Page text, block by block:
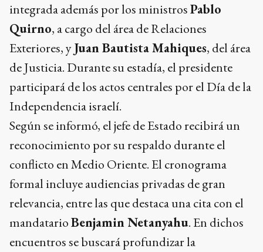
integrada además por los ministrosPablo
Quirno, a cargo del área de Relaciones
Exteriores, yJuan Bautista Mahiques, del área
de Justicia. Durante su estadía, el presidente
participará de los actos centrales por el Día de la
Independencia israelí.
Según se informó, el jefe de Estado recibirá un
reconocimiento por su respaldo durante el
conflicto en Medio Oriente. El cronograma
formal incluye audiencias privadas de gran
relevancia, entre las que destaca una cita con el
mandatarioBenjamin Netanyahu. En dichos
encuentros se buscará profundizar la